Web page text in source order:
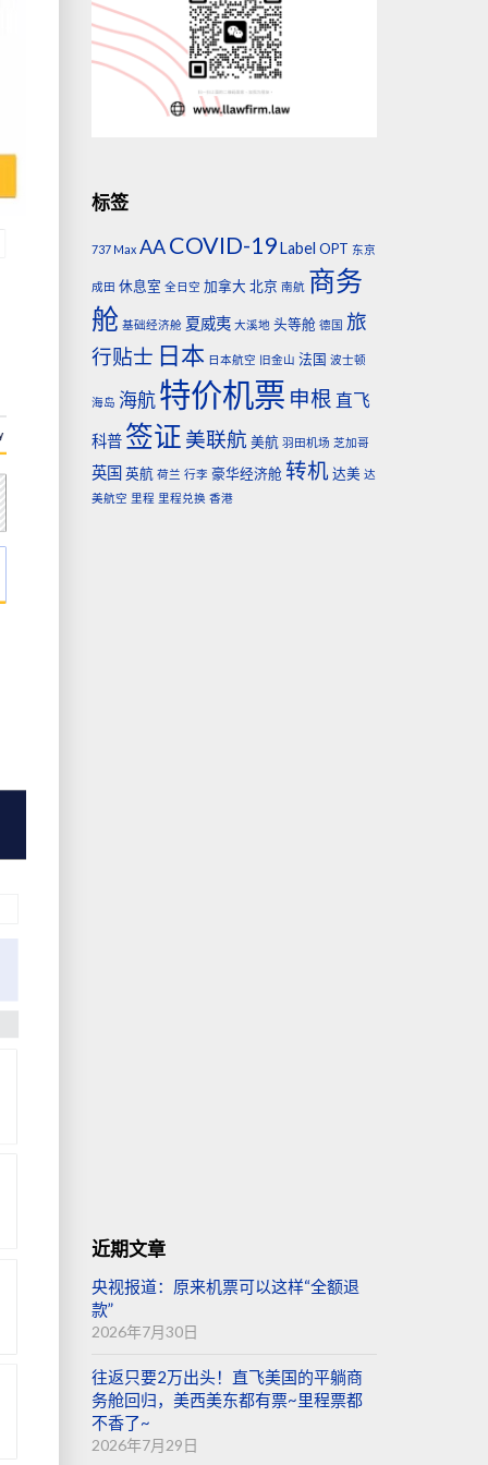
标签
737 Max AA COVID-19 Label OPT 东京
成田 休息室 全日空 加拿大 北京 南航 商务
舱 基础经济舱 夏威夷 大溪地 头等舱 德国 旅
行贴士 日本 日本航空 旧金山 法国 波士顿
海岛 海航 特价机票 申根 直飞
科普 签证 美联航 美航 羽田机场 芝加哥
英国 英航 荷兰 行李 豪华经济舱 转机 达美 达
美航空 里程 里程兑换 香港
近期文章
央视报道：原来机票可以这样“全额退
款”
2026年7月30日
往返只要2万出头！直飞美国的平躺商
务舱回归，美西美东都有票~里程票都
不香了~
2026年7月29日